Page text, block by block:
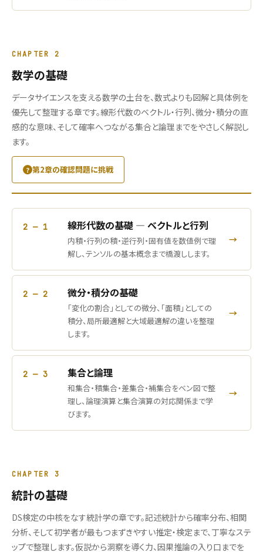
CHAPTER 2
数学の基礎
データサイエンスを支える数学の土台を、数式よりも図解と具体例を
優先して整理する章です。線形代数のベクトル・行列、微分・積分の直
感的な意味、そして確率へつながる集合と論理までをやさしく解説し
ます。
第2章の確認問題に挑戦
2 — 1 線形代数の基礎 ― ベクトルと行列
内積・行列の積・逆行列・固有値を数値例で理
解し、テンソルの基本概念まで橋渡しします。
→
2 — 2 微分・積分の基礎
「変化の割合」としての微分、「面積」としての
積分、局所最適解と大域最適解の違いを整理
します。
→
2 — 3 集合と論理
和集合・積集合・差集合・補集合をベン図で整
理し、論理演算と集合演算の対応関係まで学
びます。
→
CHAPTER 3
統計の基礎
DS検定の中核をなす統計学の章です。記述統計から確率分布、相関
分析、そして初学者が最もつまずきやすい推定・検定まで、丁寧なステ
ップで整理します。仮説から洞察を導く力、因果推論の入り口までを